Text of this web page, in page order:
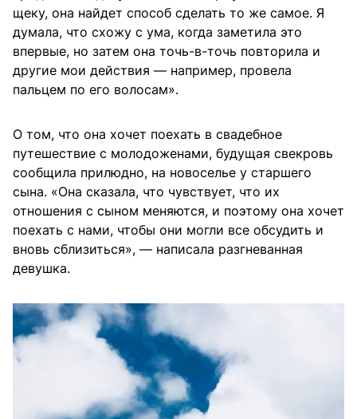
щеку, она найдет способ сделать то же самое. Я
думала, что схожу с ума, когда заметила это
впервые, но затем она точь-в-точь повторила и
другие мои действия — например, провела
пальцем по его волосам».
О том, что она хочет поехать в свадебное
путешествие с молодоженами, будущая свекровь
сообщила прилюдно, на новоселье у старшего
сына. «Она сказала, что чувствует, что их
отношения с сыном меняются, и поэтому она хочет
поехать с нами, чтобы они могли все обсудить и
вновь сблизиться», — написала разгневанная
девушка.